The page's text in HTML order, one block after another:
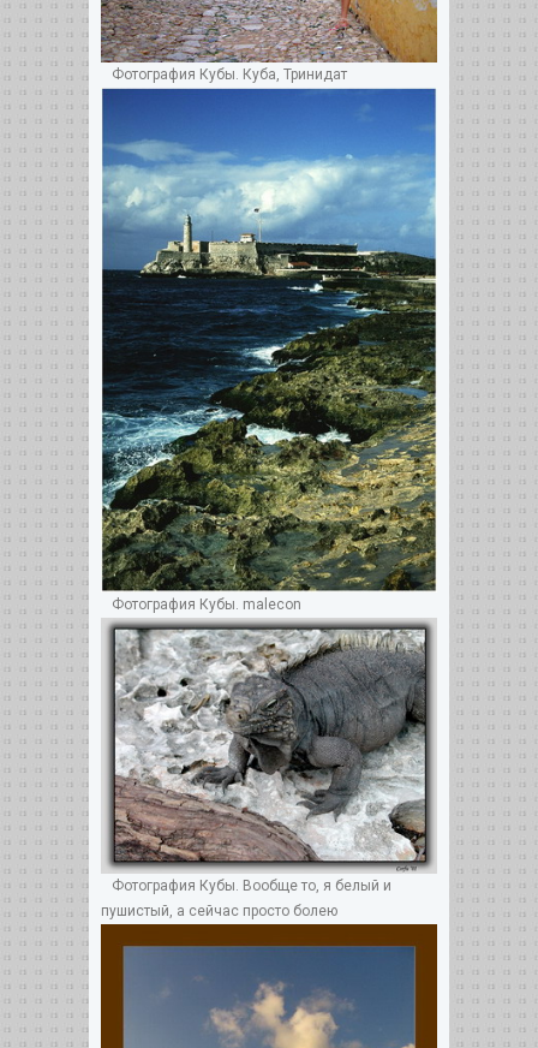
Фотография Кубы. Куба, Тринидат
Фотография Кубы. malecon
Фотография Кубы. Вообще то, я белый и
пушистый, а сейчас просто болею